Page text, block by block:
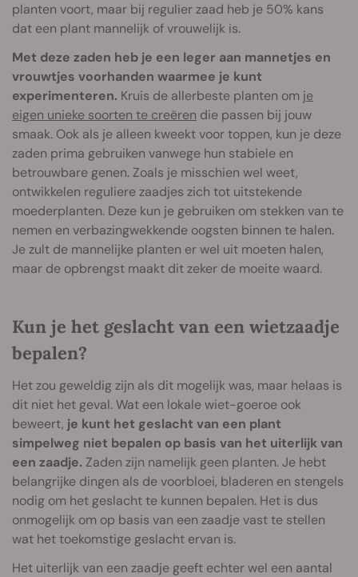
planten voort, maar bij regulier zaad heb je 50% kans
dat een plant mannelijk of vrouwelijk is.
Met deze zaden heb je een leger aan mannetjes en
vrouwtjes voorhanden waarmee je kunt
experimenteren. Kruis de allerbeste planten om je
eigen unieke soorten te creëren die passen bij jouw
smaak. Ook als je alleen kweekt voor toppen, kun je deze
zaden prima gebruiken vanwege hun stabiele en
betrouwbare genen. Zoals je misschien wel weet,
ontwikkelen reguliere zaadjes zich tot uitstekende
moederplanten. Deze kun je gebruiken om stekken van te
nemen en verbazingwekkende oogsten binnen te halen.
Je zult de mannelijke planten er wel uit moeten halen,
maar de opbrengst maakt dit zeker de moeite waard.
Kun je het geslacht van een wietzaadje
bepalen?
Het zou geweldig zijn als dit mogelijk was, maar helaas is
dit niet het geval. Wat een lokale wiet-goeroe ook
beweert, je kunt het geslacht van een plant
simpelweg niet bepalen op basis van het uiterlijk van
een zaadje. Zaden zijn namelijk geen planten. Je hebt
belangrijke dingen als de voorbloei, bladeren en stengels
nodig om het geslacht te kunnen bepalen. Het is dus
onmogelijk om op basis van een zaadje vast te stellen
wat het toekomstige geslacht ervan is.
Het uiterlijk van een zaadje geeft echter wel een aantal